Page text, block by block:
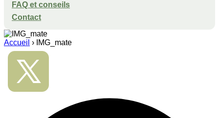
FAQ et conseils
Contact
Accueil › IMG_mate